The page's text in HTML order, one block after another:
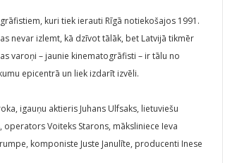
kuri tiek ierauti Rīgā notiekošajos 1991.
nevar izlemt, kā dzīvot tālāk, bet Latvijā tikmēr
varoņi – jaunie kinematogrāfisti – ir tālu no
epicentrā un liek izdarīt izvēli.
igauņu aktieris Juhans Ulfsaks, lietuviešu
operators Voiteks Starons, māksliniece Ieva
komponiste Juste Janulīte, producenti Inese